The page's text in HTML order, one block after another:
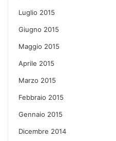
Luglio 2015
Giugno 2015
Maggio 2015
Aprile 2015
Marzo 2015
Febbraio 2015
Gennaio 2015
Dicembre 2014